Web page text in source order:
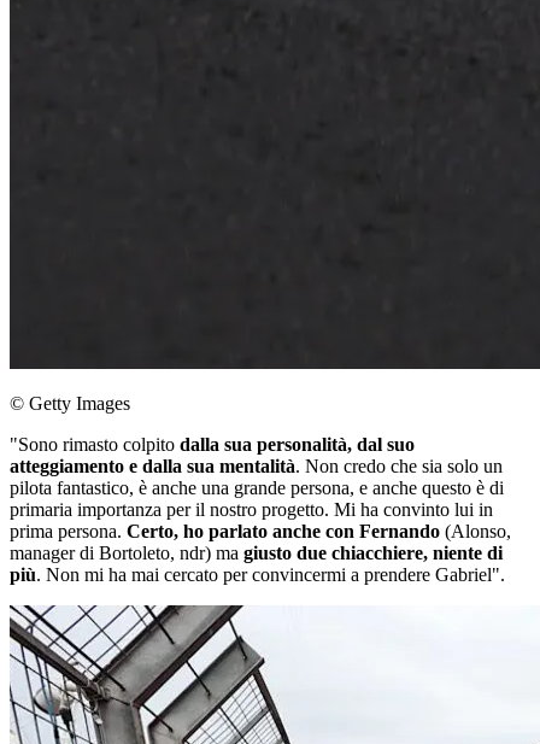
© Getty Images
"Sono rimasto colpito dalla sua personalità, dal suo
atteggiamento e dalla sua mentalità. Non credo che sia solo un
pilota fantastico, è anche una grande persona, e anche questo è di
primaria importanza per il nostro progetto. Mi ha convinto lui in
prima persona. Certo, ho parlato anche con Fernando (Alonso,
manager di Bortoleto, ndr) ma giusto due chiacchiere, niente di
più. Non mi ha mai cercato per convincermi a prendere Gabriel".